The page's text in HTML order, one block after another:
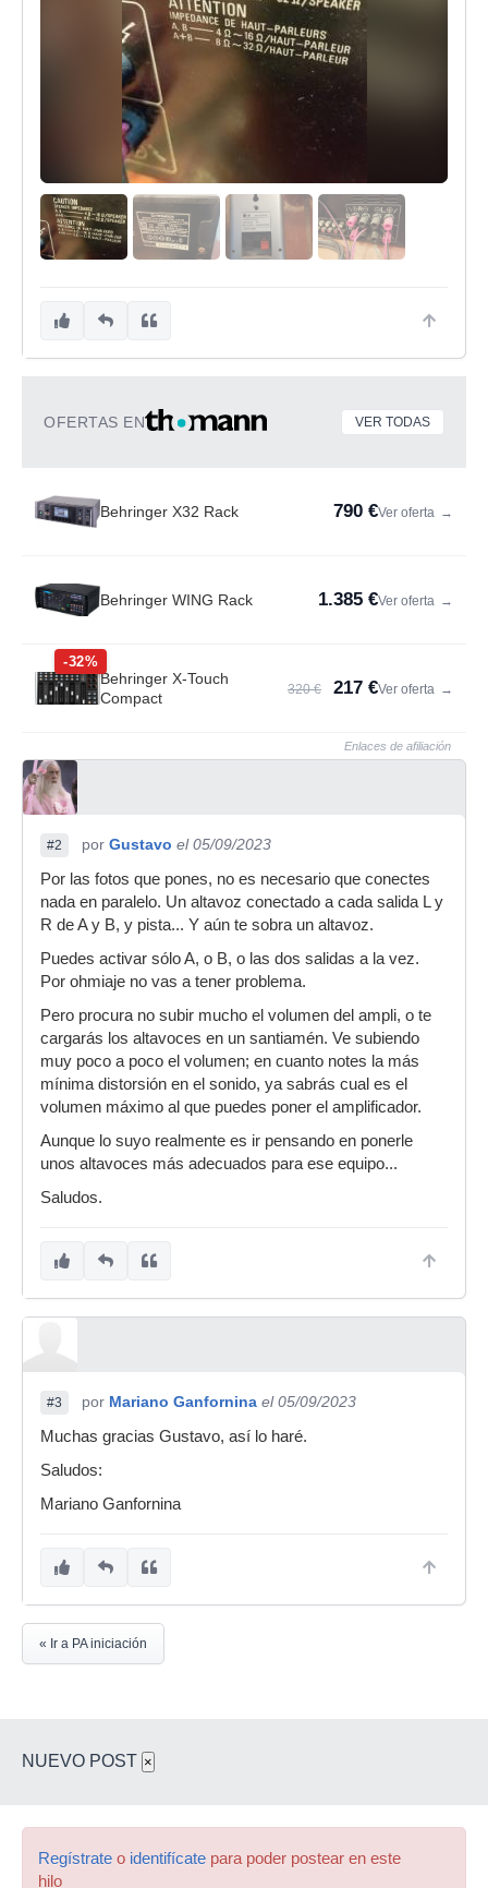
OFERTAS EN VER TODAS
Behringer X32 Rack 790 €Ver oferta →
Behringer WING Rack 1.385 €Ver oferta →
-32%
Behringer X-Touch
Compact
320 € 217 €Ver oferta →
Enlaces de afiliación
#2 por Gustavo el 05/09/2023
Por las fotos que pones, no es necesario que conectes
nada en paralelo. Un altavoz conectado a cada salida L y
R de A y B, y pista... Y aún te sobra un altavoz.
Puedes activar sólo A, o B, o las dos salidas a la vez.
Por ohmiaje no vas a tener problema.
Pero procura no subir mucho el volumen del ampli, o te
cargarás los altavoces en un santiamén. Ve subiendo
muy poco a poco el volumen; en cuanto notes la más
mínima distorsión en el sonido, ya sabrás cual es el
volumen máximo al que puedes poner el amplificador.
Aunque lo suyo realmente es ir pensando en ponerle
unos altavoces más adecuados para ese equipo...
Saludos.
#3 por Mariano Ganfornina el 05/09/2023
Muchas gracias Gustavo, así lo haré.
Saludos:
Mariano Ganfornina
« Ir a PA iniciación
NUEVO POST ×
Regístrate o identifícate para poder postear en este
hilo